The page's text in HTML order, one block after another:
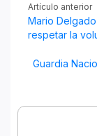
Artículo anterior
Mario
respetar la
Guardia